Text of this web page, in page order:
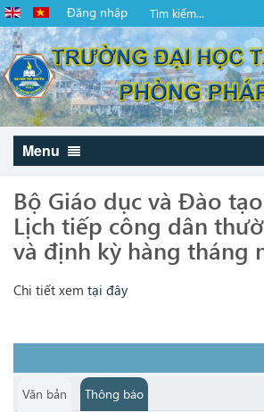
Đăng nhập
Menu
Bộ Giáo dục và Đào
Lịch tiếp công dân
và định kỳ hàng tháng
Chi tiết xem tại đây
Văn bản Thông báo